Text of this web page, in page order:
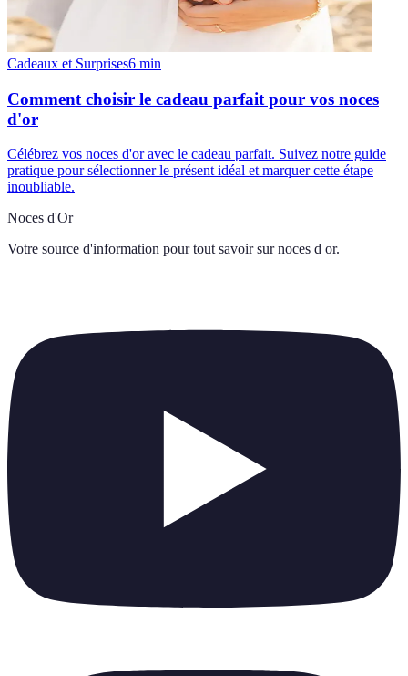
Cadeaux et Surprises6 min
Comment choisir le cadeau parfait pour vos noces
d'or
Célébrez vos noces d'or avec le cadeau parfait. Suivez notre guide
pratique pour sélectionner le présent idéal et marquer cette étape
inoubliable.
Noces d'Or
Votre source d'information pour tout savoir sur noces d or.